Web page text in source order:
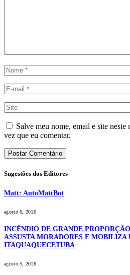
Salve meu nome, email e site neste
vez que eu comentar.
Sugestões dos Editores
Matt: AutoMattBot
agosto 6, 2026
INCÊNDIO DE GRANDE
ASSUSTA MORADORES E MOBILIZA
ITAQUAQUECETUBA
agosto 5, 2026